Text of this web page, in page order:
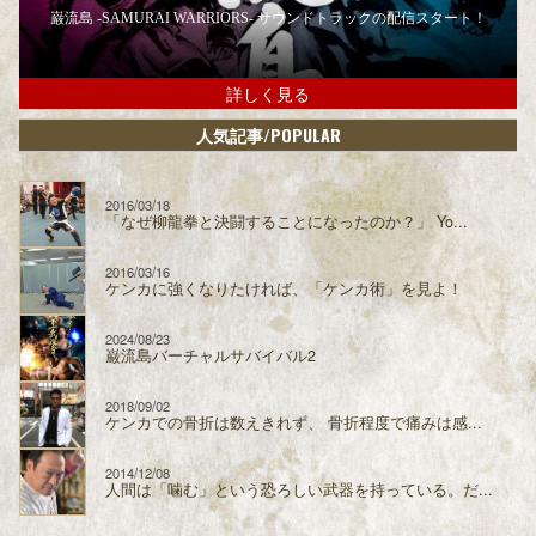
巌流島 -SAMURAI WARRIORS- サウンドトラックの配信スタート！
詳しく見る
人気記事/POPULAR
2016/03/18
「なぜ柳龍拳と決闘することになったのか？」 Yo...
2016/03/16
ケンカに強くなりたければ、「ケンカ術」を見よ！
2024/08/23
巌流島バーチャルサバイバル2
2018/09/02
ケンカでの骨折は数えきれず、 骨折程度で痛みは感...
2014/12/08
人間は「噛む」という恐ろしい武器を持っている。だ...